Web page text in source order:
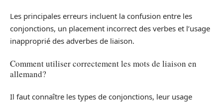
Les principales erreurs incluent la confusion entre les
conjonctions, un placement incorrect des verbes et l’usage
inapproprié des adverbes de liaison.
Comment utiliser correctement les mots de liaison en
allemand?
Il faut connaître les types de conjonctions, leur usage